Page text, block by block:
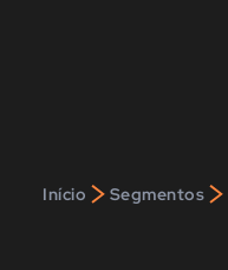
Início > Segmentos >